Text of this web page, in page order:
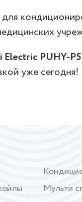
PUHY-
уже сегодня!
Мульти